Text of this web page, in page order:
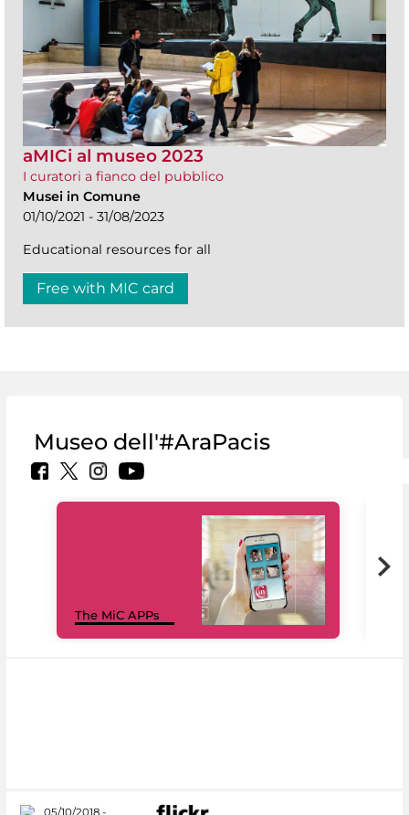
aMICi al museo 2023
I curatori a fianco del pubblico
Musei in Comune
01/10/2021 - 31/08/2023
Educational resources for all
Free with MIC card
Museo dell'#AraPacis
The MiC APPs